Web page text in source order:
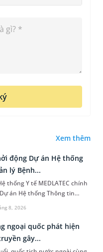
Xem thêm
8, 2026
động Dự án Hệ thống
lý Bệnh...
thống Y tế MEDLATEC chính
án Hệ thống Thông tin
(HIS - Hospital Information
mới. Dự á...
ngoại quốc phát hiện
gây...